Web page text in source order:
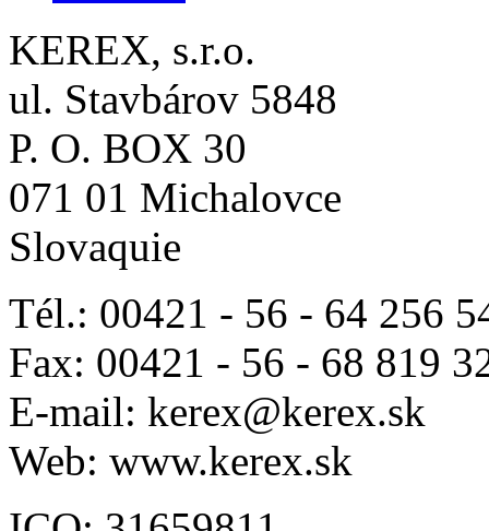
KEREX, s.r.o.
ul. Stavbárov 5848
P. O. BOX 30
071 01 Michalovce
Slovaquie
Tél.: 00421 - 56 - 64 256
Fax: 00421 - 56 - 68 819
E-mail: kerex@kerex.sk
Web: www.kerex.sk